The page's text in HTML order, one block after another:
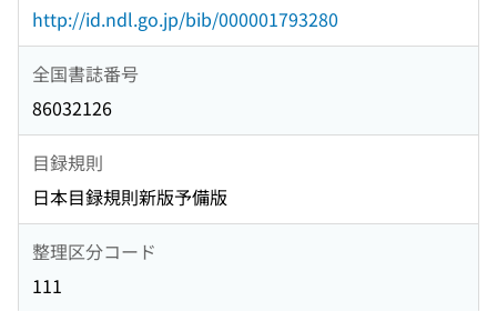
http://id.ndl.go.jp/bib/000001793280
全国書誌番号
86032126
目録規則
日本目録規則新版予備版
整理区分コード
111